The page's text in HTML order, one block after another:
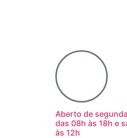
Aberto de
das 08h às 18h e
às 12h